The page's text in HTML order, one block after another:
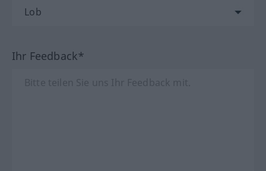
Ihr Feedback*